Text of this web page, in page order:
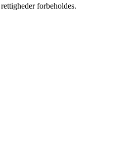
forbeholdes.